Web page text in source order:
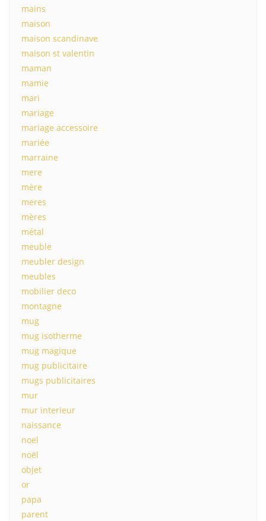
mains
maison
maison scandinave
maison st valentin
maman
mamie
mari
mariage
mariage accessoire
mariée
marraine
mere
mère
meres
mères
métal
meuble
meubler design
meubles
mobilier deco
montagne
mug
mug isotherme
mug magique
mug publicitaire
mugs publicitaires
mur
mur interieur
naissance
noel
noël
objet
or
papa
parent